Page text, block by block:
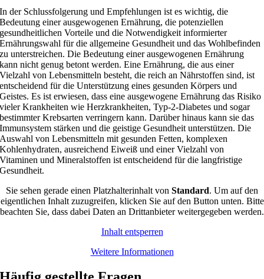
In der Schlussfolgerung und Empfehlungen ist es wichtig, die
Bedeutung einer ausgewogenen Ernährung, die potenziellen
gesundheitlichen Vorteile und die Notwendigkeit informierter
Ernährungswahl für die allgemeine Gesundheit und das Wohlbefinden
zu unterstreichen. Die Bedeutung einer ausgewogenen Ernährung
kann nicht genug betont werden. Eine Ernährung, die aus einer
Vielzahl von Lebensmitteln besteht, die reich an Nährstoffen sind, ist
entscheidend für die Unterstützung eines gesunden Körpers und
Geistes. Es ist erwiesen, dass eine ausgewogene Ernährung das Risiko
vieler Krankheiten wie Herzkrankheiten, Typ-2-Diabetes und sogar
bestimmter Krebsarten verringern kann. Darüber hinaus kann sie das
Immunsystem stärken und die geistige Gesundheit unterstützen. Die
Auswahl von Lebensmitteln mit gesunden Fetten, komplexen
Kohlenhydraten, ausreichend Eiweiß und einer Vielzahl von
Vitaminen und Mineralstoffen ist entscheidend für die langfristige
Gesundheit.
Sie sehen gerade einen Platzhalterinhalt von Standard. Um auf den
eigentlichen Inhalt zuzugreifen, klicken Sie auf den Button unten. Bitte
beachten Sie, dass dabei Daten an Drittanbieter weitergegeben werden.
Inhalt entsperren
Weitere Informationen